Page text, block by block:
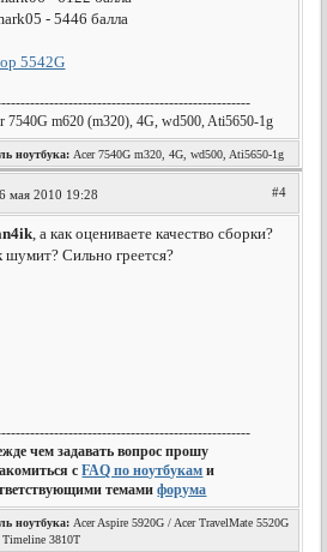
- 5446 балла
5542G
7540G m620 (m320), 4G, wd500, Ati5650-1g
ноутбука: Acer 7540G m320, 4G, wd500, Ati5650-1g
мая 2010 19:28 #4
, а как оцениваете качество сборки?
шумит? Сильно греется?
чем задавать вопрос прошу
сFAQ по ноутбукам и
темамифорума
ноутбука: Acer Aspire 5920G / Acer TravelMate 5520G
Timeline 3810T